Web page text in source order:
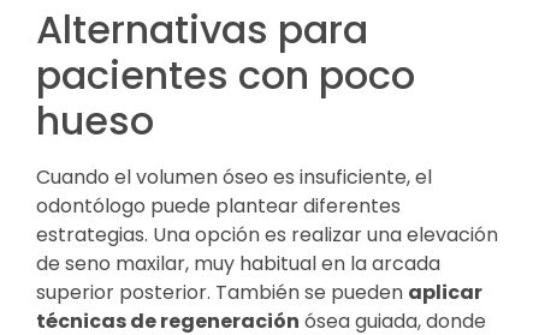
Alternativas para
pacientes con poco
hueso
Cuando el volumen óseo es insuficiente, el
odontólogo puede plantear diferentes
estrategias. Una opción es realizar una elevación
de seno maxilar, muy habitual en la arcada
superior posterior. También se pueden aplicar
técnicas de regeneración ósea guiada, donde